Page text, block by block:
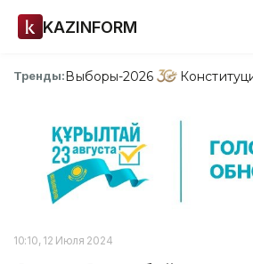
KAZINFORM
Тренды:Выборы-2026
10:10, 12 Июля 2024